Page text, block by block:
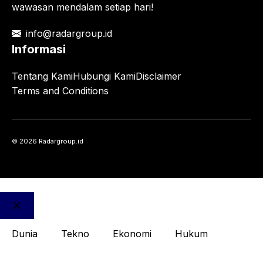
wawasan mendalam setiap hari!
info@radargroup.id
Informasi
Tentang KamiHubungi KamiDisclaimer
Terms and Conditions
© 2026 Radargroup.id
Close
Dunia
Tekno Ekonomi Hukum